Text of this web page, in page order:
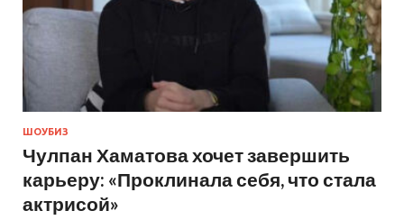
ШОУБИЗ
Чулпан Хаматова хочет завершить
карьеру: «Проклинала себя, что стала
актрисой»